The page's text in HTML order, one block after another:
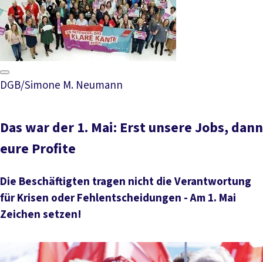
DGB/Simone M. Neumann
Das war der 1. Mai: Erst unsere Jobs, dann
eure Profite
Die Beschäftigten tragen nicht die Verantwortung
für Krisen oder Fehlentscheidungen - Am 1. Mai
Zeichen setzen!